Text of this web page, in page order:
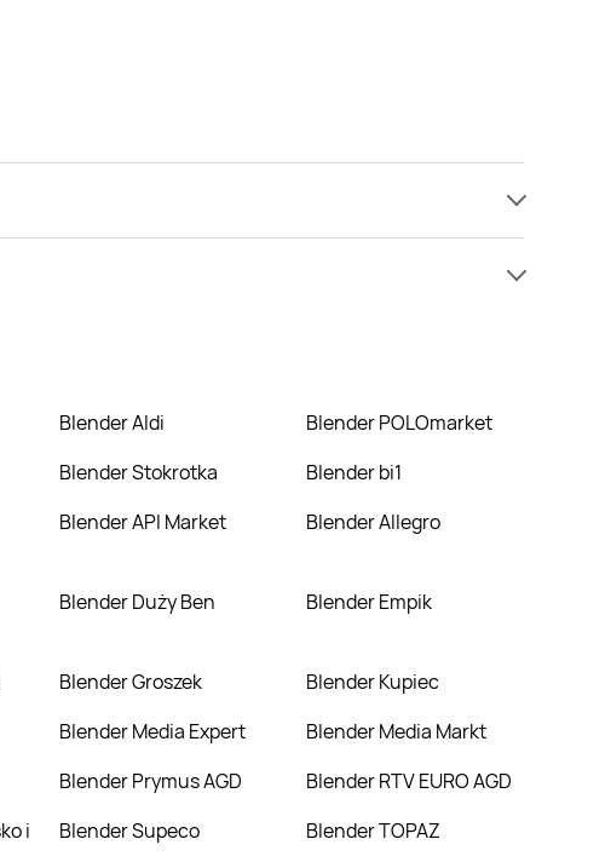
Blender Aldi
Blender POLOmarket
Blender Stokrotka
Blender bi1
Blender API Market Blender Allegro
Blender Duży Ben Blender Empik
Blender Groszek
Blender Kupiec
Blender Media Expert
Blender Media Markt
Blender Prymus AGD
Blender RTV EURO AGD
Blender Supeco Blender TOPAZ